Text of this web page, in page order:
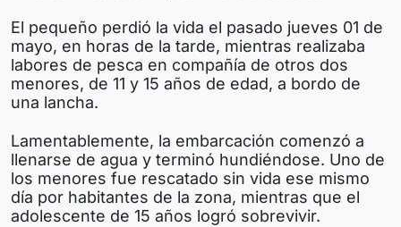
El pequeño perdió la vida el pasado jueves 01 de
mayo, en horas de la tarde, mientras realizaba
labores de pesca en compañía de otros dos
menores, de 11 y 15 años de edad, a bordo de
una lancha.
Lamentablemente, la embarcación comenzó a
llenarse de agua y terminó hundiéndose. Uno de
los menores fue rescatado sin vida ese mismo
día por habitantes de la zona, mientras que el
adolescente de 15 años logró sobrevivir.